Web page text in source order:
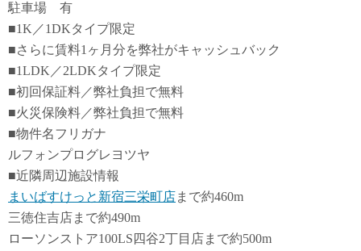
駐車場 有
■1K／1DKタイプ限定
■さらに賃料1ヶ月分を弊社がキャッシュバック
■1LDK／2LDKタイプ限定
■初回保証料／弊社負担で無料
■火災保険料／弊社負担で無料
■物件名フリガナ
ルフォンプログレヨツヤ
■近隣周辺施設情報
まいばすけっと新宿三栄町店まで約460m
三徳住吉店まで約490m
ローソンストア100LS四谷2丁目店まで約500m